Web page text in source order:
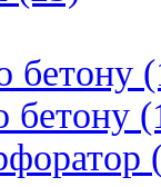
бетону
бетону